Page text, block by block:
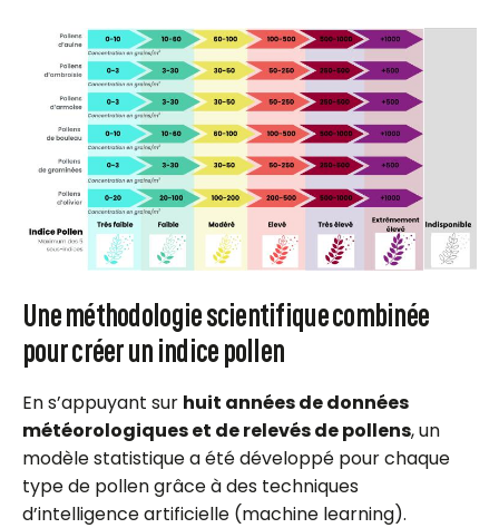
Une méthodologie scientifique combinée
pour créer un indice pollen
En s’appuyant sur huit années de données
météorologiques et de relevés de pollens, un
modèle statistique a été développé pour chaque
type de pollen grâce à des techniques
d’intelligence artificielle (machine learning).